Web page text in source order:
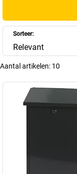
Sorteer:
Relevant
Aantal artikelen: 10